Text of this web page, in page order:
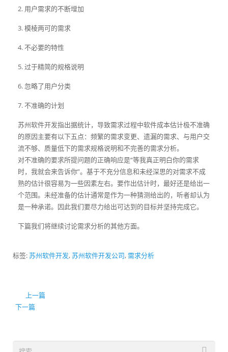
2. 用户需求的不断增加
3. 模棱两可的需求
4. 不必要的特性
5. 过于精简的规格说明
6. 忽略了用户分类
7. 不准确的计划
苏州软件开发指出据统计，导致需求过程中软件成本估计极不准确
的原因主要有以下五点：频繁的需求变更、遗漏的需求、与用户交
流不够、质量低下的需求规格说明和不完善的需求分析。
对不准确的要求所提问题的正确响应是“等我真正明白你的需求
时，我就会来告诉你”。基于不充分信息和未经深思的对需求不成
熟的估计很容易为一些因素左右。要作出估计时，最好还是给出一
个范围。未经准备的估计通常是作为一种猜测给出的，听者却认为
是一种承诺。因此我们要尽力给出可达到的目标并坚持完成它。
下篇我们将继续讨论需求分析的其他方面。
标签:苏州软件开发,苏州软件开发公司,需求分析
上一篇
下一篇